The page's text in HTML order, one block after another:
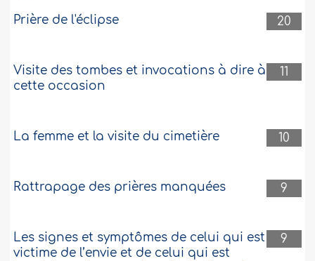
20
Prière de l'éclipse
11
Visite des tombes et invocations à dire à
cette occasion
10
La femme et la visite du cimetière
9
Rattrapage des prières manquées
9
Les signes et symptômes de celui qui est
victime de l’envie et de celui qui est